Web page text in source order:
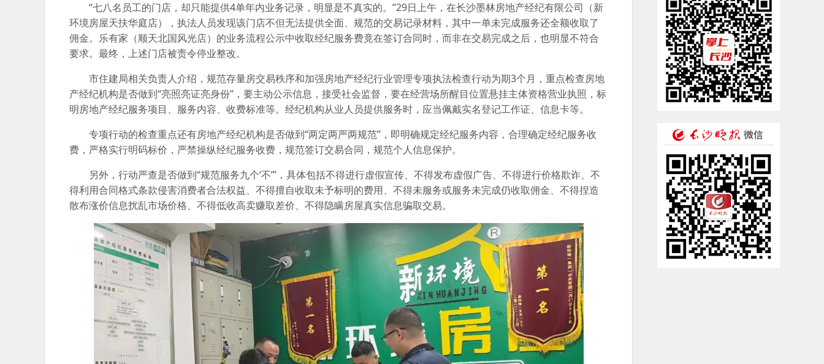
“七八名员工的门店，却只能提供4单年内业务记录，明显是不真实的。”29日上午，在长沙墨林房地产经纪有限公司（新
环境房屋天扶华庭店），执法人员发现该门店不但无法提供全面、规范的交易记录材料，其中一单未完成服务还全额收取了
佣金。乐有家（顺天北国风光店）的业务流程公示中收取经纪服务费竟在签订合同时，而非在交易完成之后，也明显不符合
要求。最终，上述门店被责令停业整改。
市住建局相关负责人介绍，规范存量房交易秩序和加强房地产经纪行业管理专项执法检查行动为期3个月，重点检查房地
产经纪机构是否做到“亮照亮证亮身份”，要主动公示信息，接受社会监督，要在经营场所醒目位置悬挂主体资格营业执照，标
明房地产经纪服务项目、服务内容、收费标准等。经纪机构从业人员提供服务时，应当佩戴实名登记工作证、信息卡等。
专项行动的检查重点还有房地产经纪机构是否做到“两定两严两规范”，即明确规定经纪服务内容，合理确定经纪服务收
费，严格实行明码标价，严禁操纵经纪服务收费，规范签订交易合同，规范个人信息保护。
另外，行动严查是否做到“规范服务九个‘不’”，具体包括不得进行虚假宣传、不得发布虚假广告、不得进行价格欺诈、不
得利用合同格式条款侵害消费者合法权益、不得擅自收取未予标明的费用、不得未服务或服务未完成仍收取佣金、不得捏造
散布涨价信息扰乱市场价格、不得低收高卖赚取差价、不得隐瞒房屋真实信息骗取交易。